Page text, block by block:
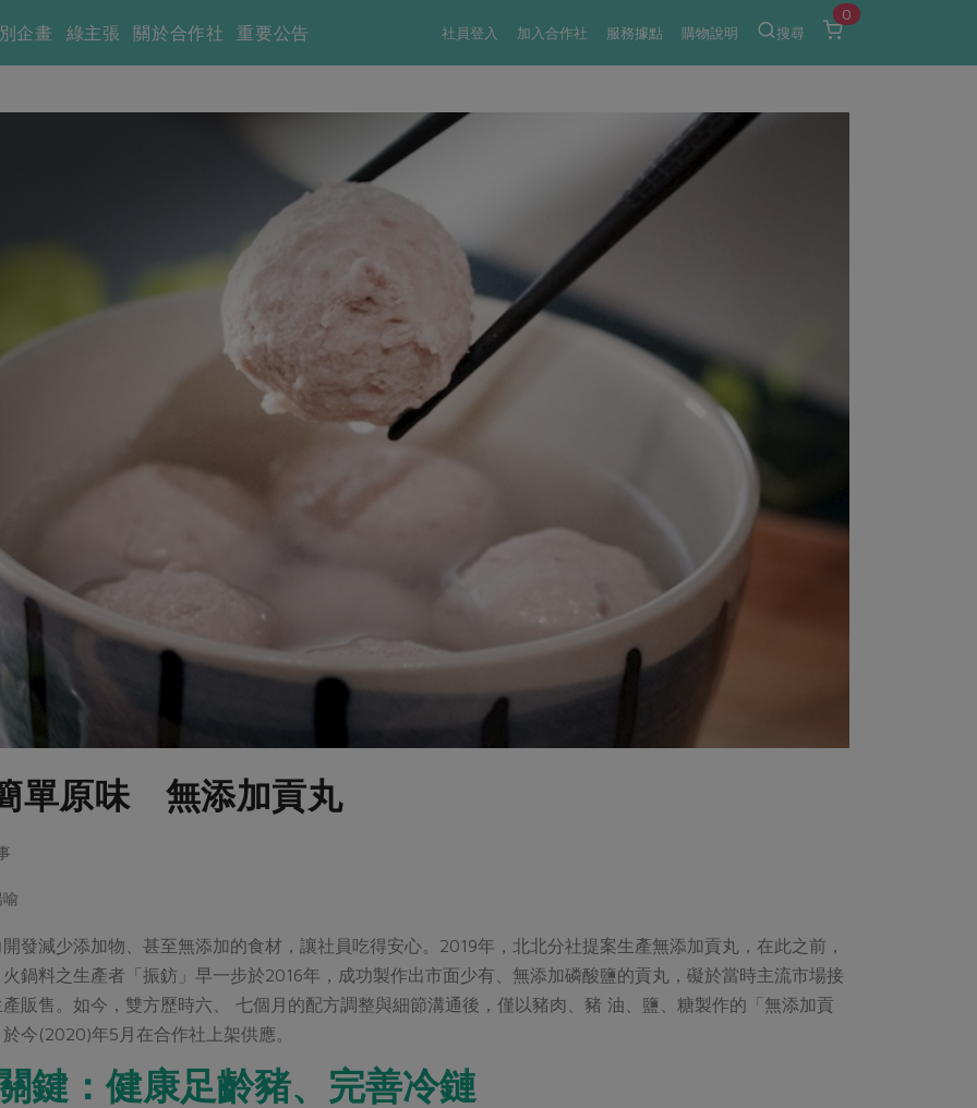
社員登入 加入合作社 服務據點 購物說明 搜尋
0
企畫 綠主張 關於合作社 重要公告
單原味 無添加貢丸
發減少添加物、甚至無添加的食材，讓社員吃得安心。2019年，北北分社提案生產無添加貢丸，在此之前，
鍋料之生產者「振鈁」早一步於2016年，成功製作出市面少有、無添加磷酸鹽的貢丸，礙於當時主流市場接
販售。如今，雙方歷時六、 七個月的配方調整與細節溝通後，僅以豬肉、豬 油、鹽、糖製作的「無添加貢
今(2020)年5月在合作社上架供應。
鍵：健康足齡豬、完善冷鏈